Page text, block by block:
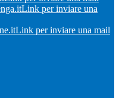
Link per inviare una
Link per inviare una mail